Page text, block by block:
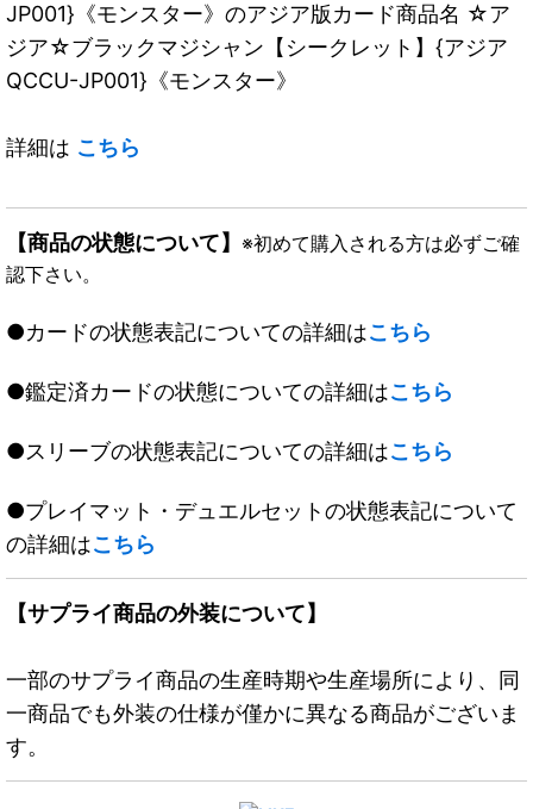
JP001}《モンスター》のアジア版カード商品名 ☆ア
ジア☆ブラックマジシャン【シークレット】{アジア
QCCU-JP001}《モンスター》
詳細は こちら
【商品の状態について】 ※初めて購入される方は必ずご確
認下さい。
●カードの状態表記についての詳細はこちら
●鑑定済カードの状態についての詳細はこちら
●スリーブの状態表記についての詳細はこちら
●プレイマット・デュエルセットの状態表記について
の詳細はこちら
【サプライ商品の外装について】
一部のサプライ商品の生産時期や生産場所により、同
一商品でも外装の仕様が僅かに異なる商品がございま
す。